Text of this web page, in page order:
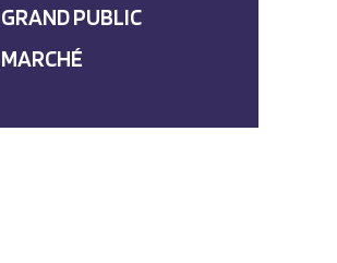
GRAND PUBLIC
MARCHÉ